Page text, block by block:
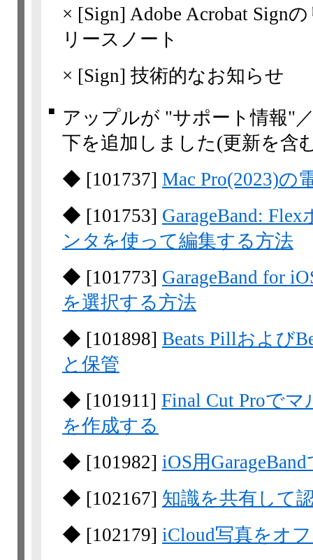
× [Sign] Adobe Acrobat Sign
リースノート
× [Sign] 技術的なお知らせ
■
アップルが "サポート情報"
下を追加しました(更新を含
◆ [101737] Mac Pro(2023)の
◆ [101753] GarageBand:
ンタを使って編集する方法
◆ [101773] GarageBand for
を選択する方法
◆ [101898] Beats Pillおよび
と保管
◆ [101911] Final Cut Proで
を作成する
◆ [101982] iOS用
◆ [102167] 知識を共有して
◆ [102179] iCloud写真をオ